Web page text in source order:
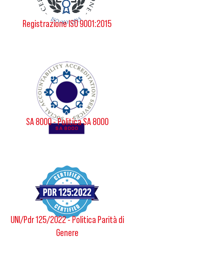
Registrazione ISO 9001:2015
SA 8000 - Politica SA 8000
UNI/Pdr 125/2022 - Politica Parità di
Genere